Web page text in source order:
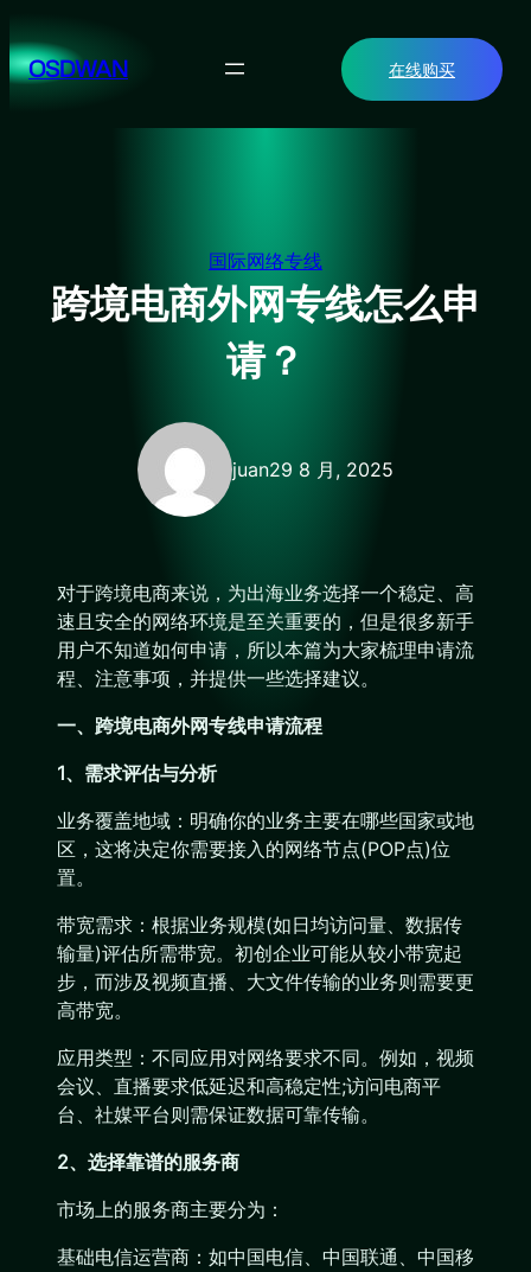
至
内OSDWAN 在线购买
国际网络专线
跨境电商外网专线怎么申
请？
juan29 8 月, 2025
对于跨境电商来说，为出海业务选择一个稳定、高
速且安全的网络环境是至关重要的，但是很多新手
用户不知道如何申请，所以本篇为大家梳理申请流
程、注意事项，并提供一些选择建议。
一、跨境电商外网专线申请流程
1、需求评估与分析
业务覆盖地域：明确你的业务主要在哪些国家或地
区，这将决定你需要接入的网络节点(POP点)位
置。
带宽需求：根据业务规模(如日均访问量、数据传
输量)评估所需带宽。初创企业可能从较小带宽起
步，而涉及视频直播、大文件传输的业务则需要更
高带宽。
应用类型：不同应用对网络要求不同。例如，视频
会议、直播要求低延迟和高稳定性;访问电商平
台、社媒平台则需保证数据可靠传输。
2、选择靠谱的服务商
市场上的服务商主要分为：
基础电信运营商：如中国电信、中国联通、中国移